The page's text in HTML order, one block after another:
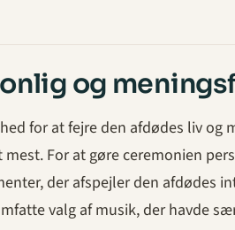
og
for at fejre den afdødes liv og
For at gøre ceremonien
der afspejler den afdødes
valg af musik, der havde